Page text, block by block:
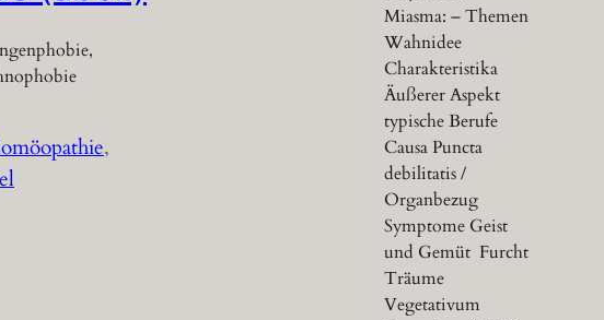
Miasma: – Themen
Wahnidee
Charakteristika
Äußerer Aspekt
typische Berufe
Causa Puncta
debilitatis /
Organbezug
Symptome Geist
und Gemüt Furcht
Träume
Vegetativum